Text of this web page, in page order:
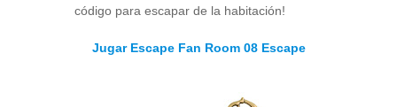
código para escapar de la habitación!
Jugar Escape Fan Room 08 Escape